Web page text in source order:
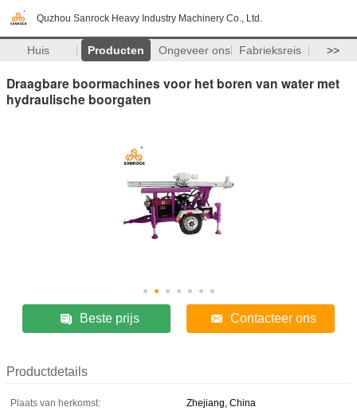
Quzhou Sanrock Heavy Industry Machinery Co., Ltd.
Huis Producten Ongeveer ons Fabrieksreis >>
Draagbare boormachines voor het boren van water met
hydraulische boorgaten
Beste prijs Contacteer ons
Productdetails
Plaats van herkomst:
Zhejiang, China